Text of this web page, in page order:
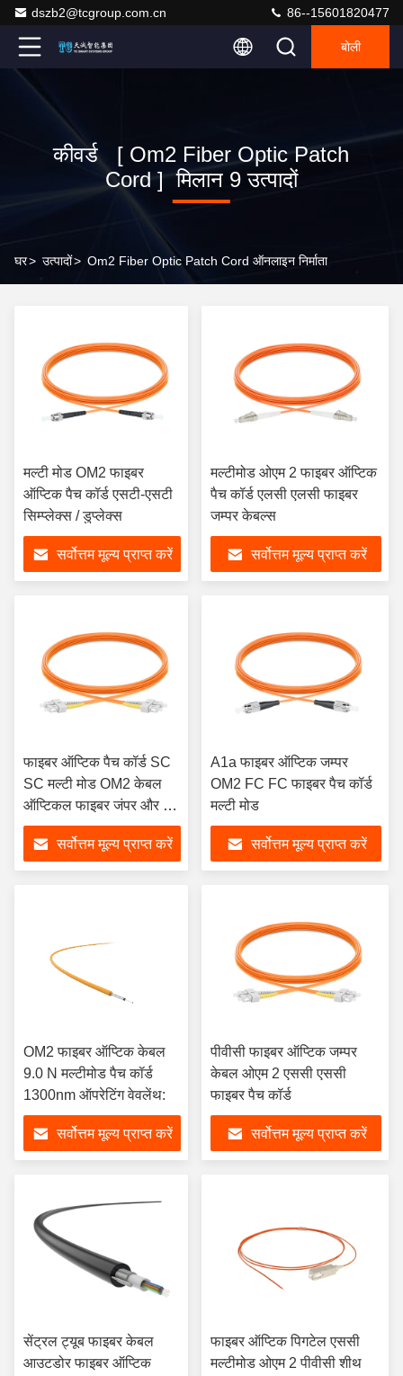
dszb2@tcgroup.com.cn 86--15601820477
बोली
कीवर्ड [ Om2 Fiber Optic Patch
Cord ] मिलान 9 उत्पादों
घर> उत्पादों> Om2 Fiber Optic Patch Cord ऑनलाइन निर्माता
मल्टी मोड OM2 फाइबर
ऑप्टिक पैच कॉर्ड एसटी-एसटी
सिम्प्लेक्स / डुप्लेक्स
सर्वोत्तम मूल्य प्राप्त करें
मल्टीमोड ओएम 2 फाइबर ऑप्टिक
पैच कॉर्ड एलसी एलसी फाइबर
जम्पर केबल्स
सर्वोत्तम मूल्य प्राप्त करें
फाइबर ऑप्टिक पैच कॉर्ड SC
SC मल्टी मोड OM2 केबल
ऑप्टिकल फाइबर जंपर और पैच
केबल कनेक्शन के लिए उपयुक्त
सर्वोत्तम मूल्य प्राप्त करें
A1a फाइबर ऑप्टिक जम्पर
OM2 FC FC फाइबर पैच कॉर्ड
मल्टी मोड
सर्वोत्तम मूल्य प्राप्त करें
OM2 फाइबर ऑप्टिक केबल
9.0 N मल्टीमोड पैच कॉर्ड
1300nm ऑपरेटिंग वेवलेंथ:
सर्वोत्तम मूल्य प्राप्त करें
पीवीसी फाइबर ऑप्टिक जम्पर
केबल ओएम 2 एससी एससी
फाइबर पैच कॉर्ड
सर्वोत्तम मूल्य प्राप्त करें
सेंट्रल ट्यूब फाइबर केबल
आउटडोर फाइबर ऑप्टिक
फाइबर ऑप्टिक पिगटेल एससी
मल्टीमोड ओएम 2 पीवीसी शीथ